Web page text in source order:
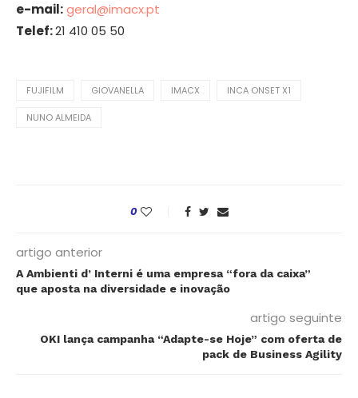
e-mail:geral@imacx.pt
Telef:21 410 05 50
FUJIFILM GIOVANELLA IMACX INCA ONSET X1
NUNO ALMEIDA
0
artigo anterior
A Ambienti d’ Interni é uma empresa “fora da caixa”
que aposta na diversidade e inovação
artigo seguinte
OKI lança campanha “Adapte-se Hoje” com oferta de
pack de Business Agility